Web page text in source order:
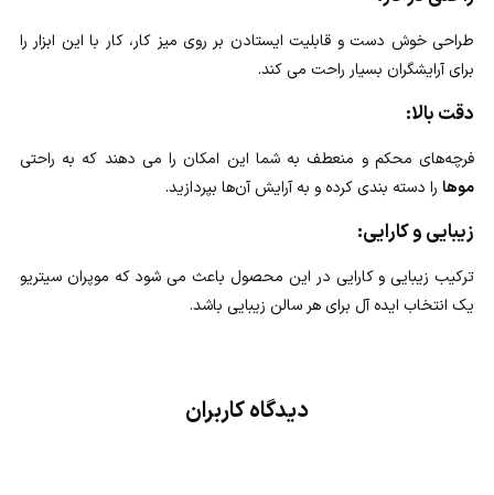
طراحی خوش دست و قابلیت ایستادن بر روی میز کار، کار با این ابزار را
برای آرایشگران بسیار راحت می کند.
دقت بالا:
فرچه‌های محکم و منعطف به شما این امکان را می دهند که به راحتی
موهارا دسته بندی کرده و به آرایش آن‌ها بپردازید.
زیبایی و کارایی:
ترکیب زیبایی و کارایی در این محصول باعث می شود که موپران سیتریو
یک انتخاب ایده آل برای هر سالن زیبایی باشد.
دیدگاه کاربران